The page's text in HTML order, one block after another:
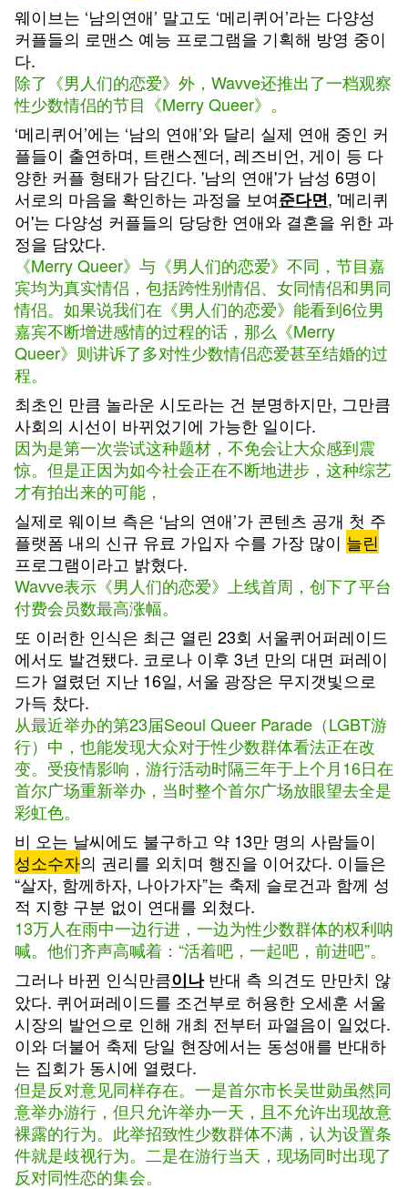
웨이브는 ‘남의연애’ 말고도 ‘메리퀴어’라는 다양성
커플들의 로맨스 예능 프로그램을 기획해 방영 중이
다.
除了《男人们的恋爱》外，Wavve还推出了一档观察
性少数情侣的节目《Merry Queer》。
‘메리퀴어’에는 ‘남의 연애’와 달리 실제 연애 중인 커
플들이 출연하며, 트랜스젠더, 레즈비언, 게이 등 다
양한 커플 형태가 담긴다. '남의 연애'가 남성 6명이
서로의 마음을 확인하는 과정을 보여준다면, '메리퀴
어'는 다양성 커플들의 당당한 연애와 결혼을 위한 과
정을 담았다.
《Merry Queer》与《男人们的恋爱》不同，节目嘉
宾均为真实情侣，包括跨性别情侣、女同情侣和男同
情侣。如果说我们在《男人们的恋爱》能看到6位男
嘉宾不断增进感情的过程的话，那么《Merry
Queer》则讲诉了多对性少数情侣恋爱甚至结婚的过
程。
최초인 만큼 놀라운 시도라는 건 분명하지만, 그만큼
사회의 시선이 바뀌었기에 가능한 일이다.
因为是第一次尝试这种题材，不免会让大众感到震
惊。但是正因为如今社会正在不断地进步，这种综艺
才有拍出来的可能，
실제로 웨이브 측은 ‘남의 연애’가 콘텐츠 공개 첫 주
플랫폼 내의 신규 유료 가입자 수를 가장 많이 늘린
프로그램이라고 밝혔다.
Wavve表示《男人们的恋爱》上线首周，创下了平台
付费会员数最高涨幅。
또 이러한 인식은 최근 열린 23회 서울퀴어퍼레이드
에서도 발견됐다. 코로나 이후 3년 만의 대면 퍼레이
드가 열렸던 지난 16일, 서울 광장은 무지갯빛으로
가득 찼다.
从最近举办的第23届Seoul Queer Parade（LGBT游
行）中，也能发现大众对于性少数群体看法正在改
变。受疫情影响，游行活动时隔三年于上个月16日在
首尔广场重新举办，当时整个首尔广场放眼望去全是
彩虹色。
비 오는 날씨에도 불구하고 약 13만 명의 사람들이
성소수자의 권리를 외치며 행진을 이어갔다. 이들은
“살자, 함께하자, 나아가자”는 축제 슬로건과 함께 성
적 지향 구분 없이 연대를 외쳤다.
13万人在雨中一边行进，一边为性少数群体的权利呐
喊。他们齐声高喊着：“活着吧，一起吧，前进吧”。
그러나 바뀐 인식만큼이나반대 측 의견도 만만치 않
았다. 퀴어퍼레이드를 조건부로 허용한 오세훈 서울
시장의 발언으로 인해 개최 전부터 파열음이 일었다.
이와 더불어 축제 당일 현장에서는 동성애를 반대하
는 집회가 동시에 열렸다.
但是反对意见同样存在。一是首尔市长吴世勋虽然同
意举办游行，但只允许举办一天，且不允许出现故意
裸露的行为。此举招致性少数群体不满，认为设置条
件就是歧视行为。二是在游行当天，现场同时出现了
反对同性恋的集会。